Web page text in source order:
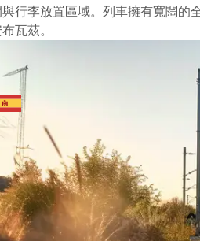
行李放置區域。列車擁有寬闊
瓦茲。